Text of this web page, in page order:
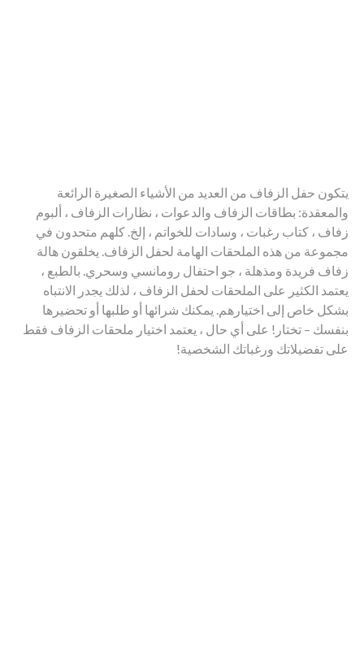
يتكون حفل الزفاف من العديد من الأشياء الصغيرة الرائعة
والمعقدة: بطاقات الزفاف والدعوات ، نظارات الزفاف ، ألبوم
زفاف ، كتاب رغبات ، وسادات للخواتم ، إلخ. كلهم متحدون في
مجموعة من هذه الملحقات الهامة لحفل الزفاف. يخلقون هالة
زفاف فريدة ومذهلة ، جو احتفال رومانسي وسحري. بالطبع ،
يعتمد الكثير على الملحقات لحفل الزفاف ، لذلك يجدر الانتباه
بشكل خاص إلى اختيارهم. يمكنك شرائها أو طلبها أو تحضيرها
بنفسك – تختار! على أي حال ، يعتمد اختيار ملحقات الزفاف فقط
على تفضيلاتك ورغباتك الشخصية!